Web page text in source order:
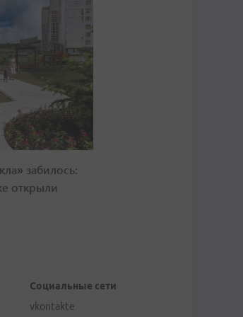
забилось:
открыли
Социальные сети
vkontakte